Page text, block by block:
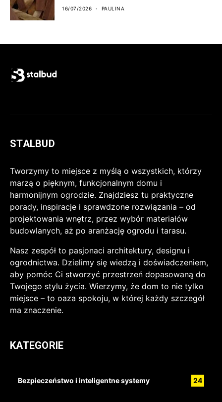
16/07/2026 PAULINA
STALBUD
Tworzymy to miejsce z myślą o wszystkich, którzy
marzą o pięknym, funkcjonalnym domu i
harmonijnym ogrodzie. Znajdziesz tu praktyczne
porady, inspiracje i sprawdzone rozwiązania – od
projektowania wnętrz, przez wybór materiałów
budowlanych, aż po aranżację ogrodu i tarasu.
Nasz zespół to pasjonaci architektury, designu i
ogrodnictwa. Dzielimy się wiedzą i doświadczeniem,
aby pomóc Ci stworzyć przestrzeń dopasowaną do
Twojego stylu życia. Wierzymy, że dom to nie tylko
miejsce – to oaza spokoju, w której każdy szczegół
ma znaczenie.
KATEGORIE
Bezpieczeństwo i inteligentne systemy 24